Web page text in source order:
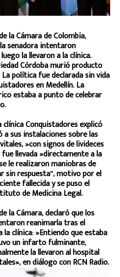
la Cámara de Colombia,
senadora intentaron
la llevaron a la clínica.
Córdoba murió producto
política fue declarada sin vida
en Medellín. La
estaba a punto de celebrar
Conquistadores explicó
a sus instalaciones sobre las
»con signos de livideces
llevada »directamente a la
le realizaron maniobras de
sin respuesta”, motivo por el
fallecida y se puso el
de Medicina Legal.
la Cámara, declaró que los
reanimarla tras el
clínica: »Entiendo que estaba
un infarto fulminante,
la llevaron al hospital
en diálogo con RCN Radio.